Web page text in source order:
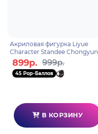
Акриловая фигурка Liyue
Character Standee Chongyun
6972957483059
899р. 999р.
45 Pop-Баллов
В КОРЗИНУ